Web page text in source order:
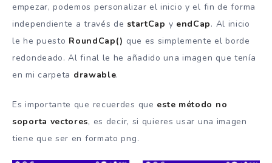
empezar, podemos personalizar el inicio y el fin de forma
independiente a través destartCap y endCap. Al inicio
le he puesto RoundCap() que es simplemente el borde
redondeado. Al final le he añadido una imagen que tenía
en mi carpeta drawable.
Es importante que recuerdes que este método no
soporta vectores, es decir, si quieres usar una imagen
tiene que ser en formato png.